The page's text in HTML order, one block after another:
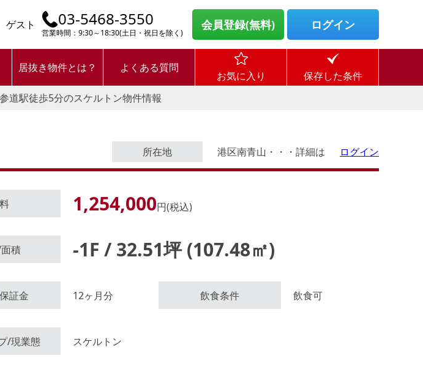
ゲスト 03-5468-3550
営業時間：9:30～18:30(土日・祝日を除く)
会員登録(無料) ログイン
居抜き物件とは？ よくある質問
お気に入り
保存した条件
道駅徒歩5分のスケルトン物件情報
所在地 港区南青山・・・詳細は ログイン
ログイン後に
てがご覧いただけます。
1,254,000円(税込)
積 -1F / 32.51坪 (107.48㎡)
証金 12ヶ月分 飲食条件 飲食可
/現業態 スケルトン